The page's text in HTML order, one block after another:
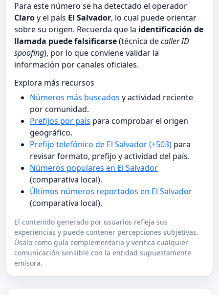
Para este número se ha detectado el operador
Claroy el país El Salvador, lo cual puede orientar
sobre su origen. Recuerda que la identificación de
llamada puede falsificarse(técnica decaller ID
spoofing), por lo que conviene validar la
información por canales oficiales.
Explora más recursos
Números más buscados y actividad reciente
por comunidad.
Prefijos por país para comprobar el origen
geográfico.
Prefijo telefónico de El Salvador (+503) para
revisar formato, prefijo y actividad del país.
Números populares en El Salvador
(comparativa local).
Últimos números reportados en El Salvador
(comparativa local).
El contenido generado por usuarios refleja sus
experiencias y puede contener percepciones subjetivas.
Úsalo como guía complementaria y verifica cualquier
comunicación sensible con la entidad supuestamente
emisora.